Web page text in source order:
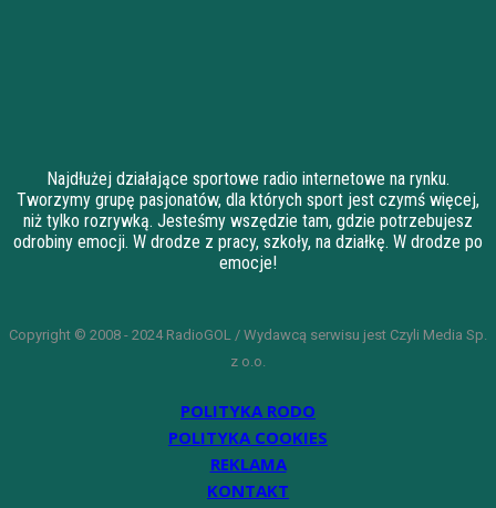
Najdłużej działające sportowe radio internetowe na rynku.
Tworzymy grupę pasjonatów, dla których sport jest czymś więcej,
niż tylko rozrywką. Jesteśmy wszędzie tam, gdzie potrzebujesz
odrobiny emocji. W drodze z pracy, szkoły, na działkę. W drodze po
emocje!
Copyright © 2008 - 2024 RadioGOL / Wydawcą serwisu jest Czyli Media Sp.
z o.o.
POLITYKA RODO
POLITYKA COOKIES
REKLAMA
KONTAKT